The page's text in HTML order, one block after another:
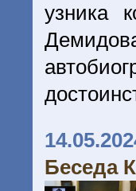
узника
Беседа